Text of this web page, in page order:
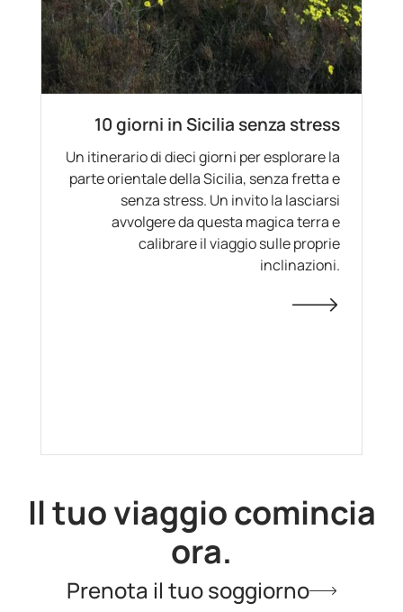
10 giorni in Sicilia senza stress
Un itinerario di dieci giorni per esplorare la
parte orientale della Sicilia, senza fretta e
senza stress. Un invito la lasciarsi
avvolgere da questa magica terra e
calibrare il viaggio sulle proprie
inclinazioni.
Il tuo viaggio comincia
ora.
Prenota il tuo soggiorno